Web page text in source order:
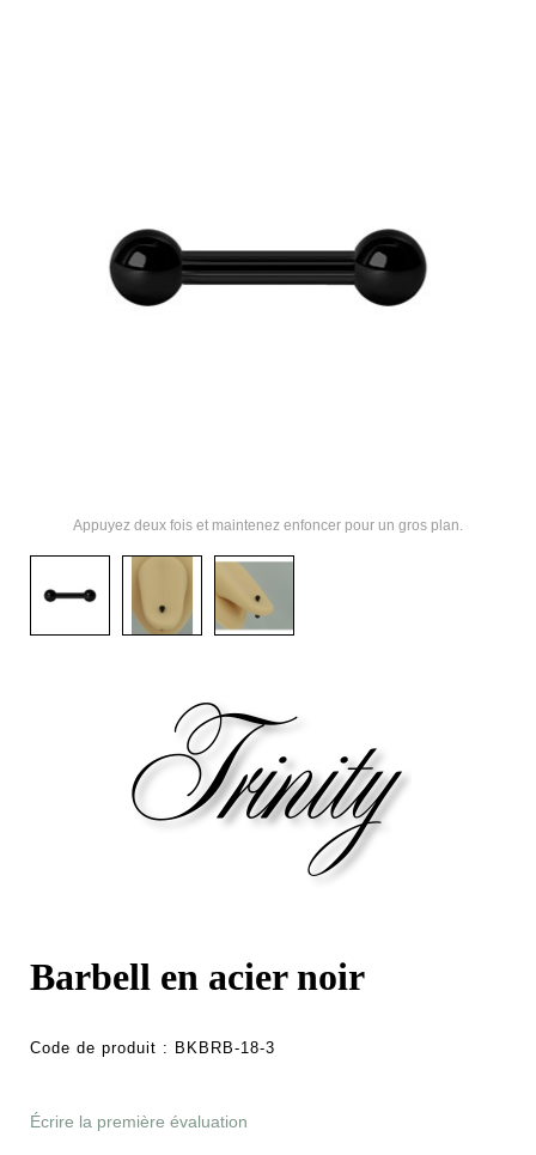
Appuyez deux fois et maintenez enfoncer pour un gros plan.
Barbell en acier noir
Code de produit : BKBRB-18-3
Écrire la première évaluation